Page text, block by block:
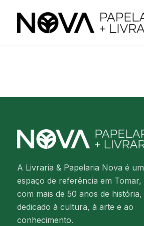
A Livraria & Papelaria Nova é um
espaço de referência em Tomar,
com mais de 50 anos de história,
dedicado à cultura, à arte e ao
conhecimento.